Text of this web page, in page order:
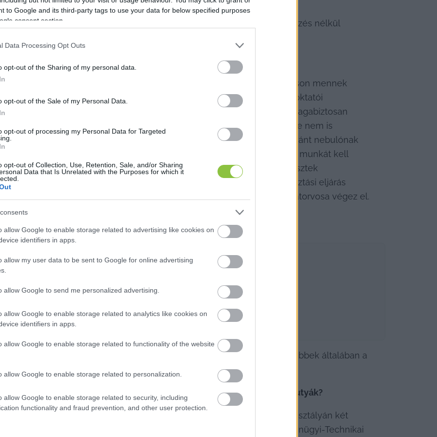
to Google and its third-party tags to use your data for below specified purposes
consent section.
Data Processing Opt Outs
opt-out of the Sharing of my personal data.
opt-out of the Sale of my Personal Data.
opt-out of processing my Personal Data for Targeted
opt-out of Collection, Use, Retention, Sale, and/or Sharing
Data that Is Unrelated with the Purposes for which it
allow Google to enable storage related to advertising like cookies on
identifiers in apps.
allow my user data to be sent to Google for online advertising
allow Google to send me personalized advertising.
allow Google to enable storage related to analytics like cookies on
identifiers in apps.
allow Google to enable storage related to functionality of the website
allow Google to enable storage related to personalization.
allow Google to enable storage related to security, including
functionality and fraud prevention, and other user protection.
A kiválasztási eljárás nagyon komplex feladat, melyet nehéz előképzés nélkül
megfelelnie ahhoz, hogy aktív szolgálatot teljesíthessen?
feladataik elvégzéséhez egy bonyolult és nehéz kiválasztási eljáráson mennek
sikeresen teljesíteniük. A Rendőrségi Oktatási és Kiképző Központ oktatói
szemrevételezi a kutya külső megjelenését; megnézik, hogy magabiztosan
sötétségben, szűk helyen. Az állat nem félhet az emberek között, de nem is
kell a kutyának a lövés hangját, valamint a kereső szakirányba szánt nebulónak
keresni. Az őrző-védő feladatra szánt kutyának alapvető őrző-védő munkát kell
nem tanúsíthat félelmet. A kiválasztási eljárás folyamatában a tesztek
mihez van nagyobb adottsága, képessége. Ezen felül a kiválasztási eljárás
egészségügyi szűrővizsgálat eredménye, melyet a rendőrség állatorvosa végez el.
egy kutya átessen a kiképzésen?
meg kell haladnia, hogy szolgálati kutya lehessen, de a legmegfelelőbbek általában a
Kecskeméten, ők jellemzően hány évesek és milyen fajtájú kutyák?
kutyákkal: a Kecskeméti Rendőrkapitányság Közrendvédelmi Osztályán két
illetve a Bács- Kiskun Vármegyei Rendőr- főkapitányság Bűnügyi-Technikai